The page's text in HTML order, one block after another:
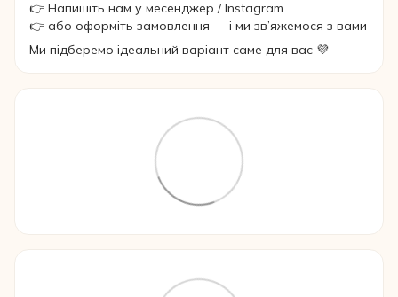
👉 Напишіть нам у месенджер / Instagram
👉 або оформіть замовлення — і ми зв’яжемося з вами
Ми підберемо ідеальний варіант саме для вас 💜